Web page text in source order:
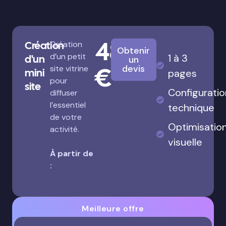
Création
d'un
mini
site
Création
d’un petit
site vitrine
pour
diffuser
l’essentiel
de votre
activité.
À partir de
:
480
€
Obtenir
un
devis
1 à 3
pages
technique
visuelle
Meilleure offre